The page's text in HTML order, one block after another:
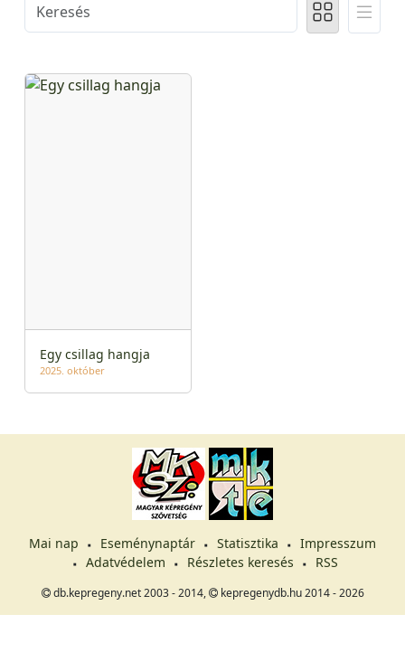
Egy csillag hangja
2025. október
Mai nap Eseménynaptár Statisztika
Impresszum
Adatvédelem
Részletes keresés RSS
db.kepregeny.net 2003 - 2014, kepregenydb.hu 2014 - 2026